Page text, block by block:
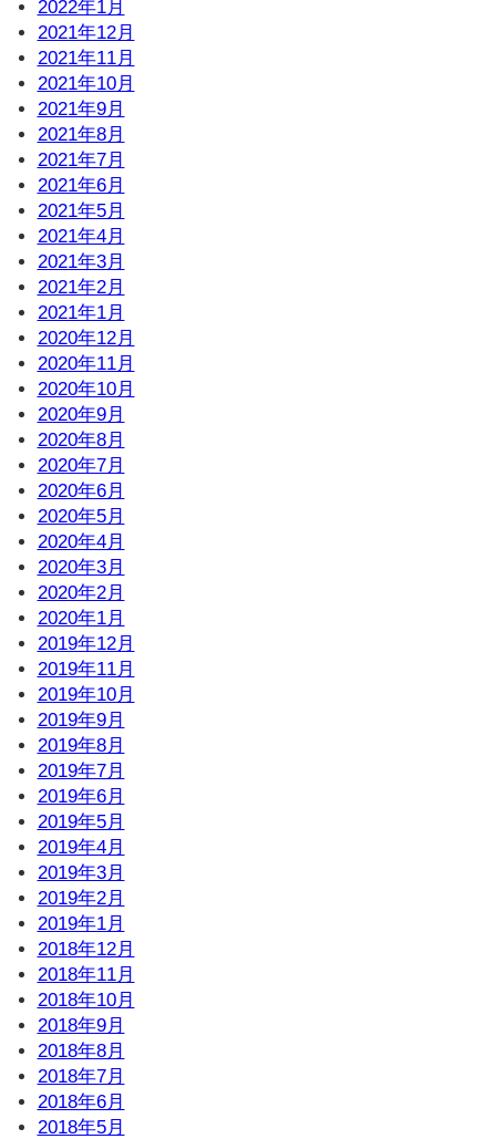
2022年1月
2021年12月
2021年11月
2021年10月
2021年9月
2021年8月
2021年7月
2021年6月
2021年5月
2021年4月
2021年3月
2021年2月
2021年1月
2020年12月
2020年11月
2020年10月
2020年9月
2020年8月
2020年7月
2020年6月
2020年5月
2020年4月
2020年3月
2020年2月
2020年1月
2019年12月
2019年11月
2019年10月
2019年9月
2019年8月
2019年7月
2019年6月
2019年5月
2019年4月
2019年3月
2019年2月
2019年1月
2018年12月
2018年11月
2018年10月
2018年9月
2018年8月
2018年7月
2018年6月
2018年5月